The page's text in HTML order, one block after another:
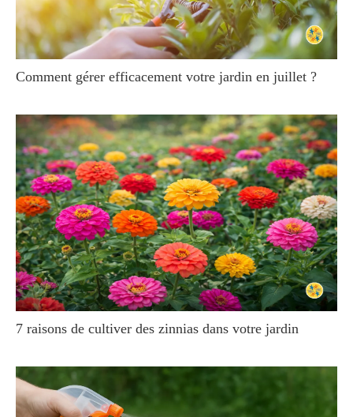
Comment gérer efficacement votre jardin en juillet ?
7 raisons de cultiver des zinnias dans votre jardin